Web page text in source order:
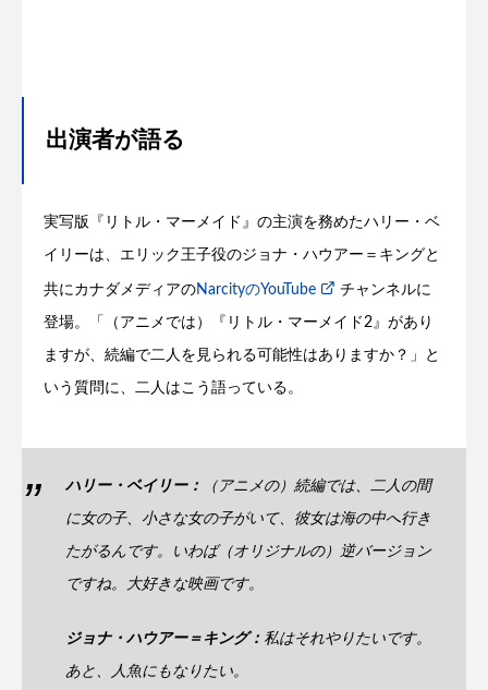
出演者が語る
実写版『リトル・マーメイド』の主演を務めたハリー・ベ
イリーは、エリック王子役のジョナ・ハウアー＝キングと
共にカナダメディアのNarcityのYouTube チャンネルに
登場。「（アニメでは）『リトル・マーメイド2』があり
ますが、続編で二人を見られる可能性はありますか？」と
いう質問に、二人はこう語っている。
ハリー・ベイリー： （アニメの）続編では、二人の間
に女の子、小さな女の子がいて、彼女は海の中へ行き
たがるんです。いわば（オリジナルの）逆バージョン
ですね。大好きな映画です。
ジョナ・ハウアー＝キング： 私はそれやりたいです。
あと、人魚にもなりたい。